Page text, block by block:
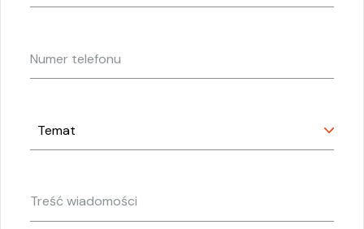
telefonu(wymagane)
wiadomości(wymagane)